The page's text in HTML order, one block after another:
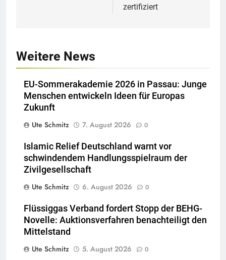
zertifiziert
Weitere News
EU-Sommerakademie 2026 in Passau: Junge
Menschen entwickeln Ideen für Europas
Zukunft
Ute Schmitz
7. August 2026 0
Islamic Relief Deutschland warnt vor
schwindendem Handlungsspielraum der
Zivilgesellschaft
Ute Schmitz
6. August 2026 0
Flüssiggas Verband fordert Stopp der BEHG-
Novelle: Auktionsverfahren benachteiligt den
Mittelstand
Ute Schmitz
5. August 2026 0